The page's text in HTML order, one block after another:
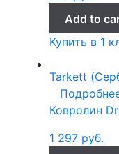
Add to
Купить в 1
Tarkett
Ковролин
1 297 руб.